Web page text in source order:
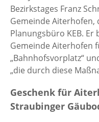
Bezirkstages Franz
Gemeinde Aiterhofen,
Planungsbüro KEB.
Gemeinde Aiterhofen
„Bahnhofsvorplatz“
„die durch diese
Geschenk für
Straubinger